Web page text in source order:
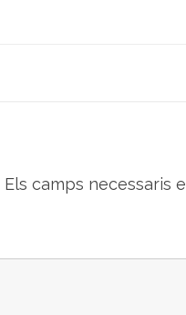
Els camps necessaris